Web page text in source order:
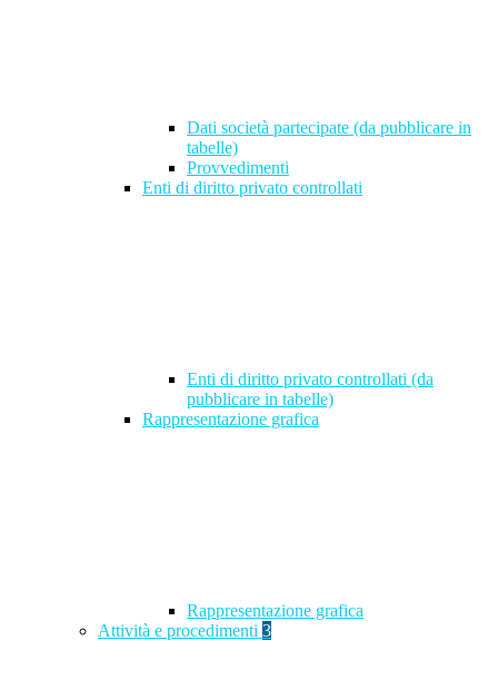
Dati società partecipate (da pubblicare in
tabelle)
Provvedimenti
Enti di diritto privato controllati
Enti di diritto privato controllati (da
pubblicare in tabelle)
Rappresentazione grafica
Rappresentazione grafica
Attività e procedimenti 3